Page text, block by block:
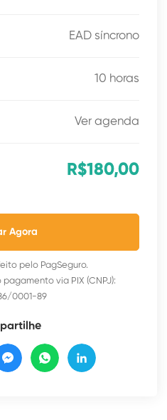
EAD síncrono
10 horas
Ver agenda
R$180,00
Agora
pelo PagSeguro.
via PIX (CNPJ):
0001-89